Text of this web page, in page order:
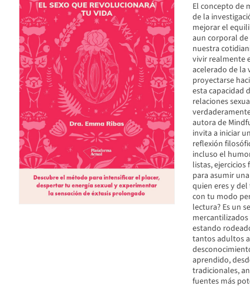
El concepto de
de la
mejorar el
aun corporal de
nuestra
vivir realmente
acelerado de la
proyectarse
esta capacidad
relaciones
autora de
invita a iniciar
reflexión
incluso el
listas,
para asumir
quien eres y
con tu modo
lectura? Es un
estando
tantos adultos
aprendido,
tradicionales,
fuentes más